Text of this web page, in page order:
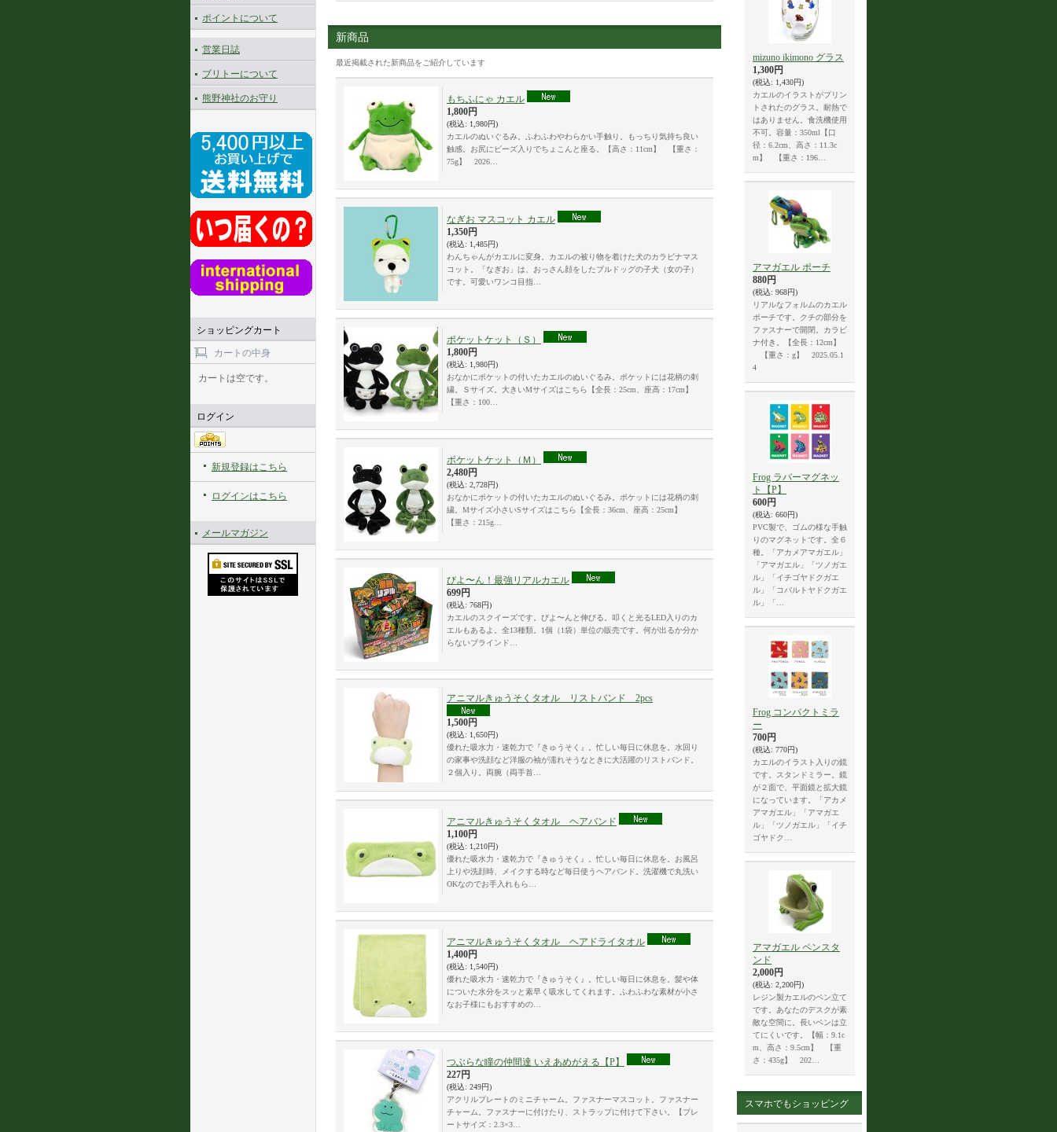
ポイントについて
営業日誌
ブリトーについて
熊野神社のお守り
ショッピングカート
カートの中身
カートは空です。
ログイン
新規登録はこちら
ログインはこちら
メールマガジン
新商品
最近掲載された新商品をご紹介しています
もちふにゃ カエル
1,800円
(税込: 1,980円)
カエルのぬいぐるみ。ふわふわやわらかい手触り。もっちり気持ち良い
触感。お尻にビーズ入りでちょこんと座る。【高さ：11cm】 【重さ：
75g】 2026…
なぎお マスコット カエル
1,350円
(税込: 1,485円)
わんちゃんがカエルに変身。カエルの被り物を着けた犬のカラビナマス
コット。「なぎお」は、おっさん顔をしたブルドッグの子犬（女の子）
です。可愛いワンコ目指…
ポケットケット（Ｓ）
1,800円
(税込: 1,980円)
おなかにポケットの付いたカエルのぬいぐるみ。ポケットには花柄の刺
繍。Ｓサイズ。大きいMサイズはこちら【全長：25cm、座高：17cm】
【重さ：100…
ポケットケット（Ｍ）
2,480円
(税込: 2,728円)
おなかにポケットの付いたカエルのぬいぐるみ。ポケットには花柄の刺
繍。Mサイズ小さいSサイズはこちら【全長：36cm、座高：25cm】
【重さ：215g…
びよ〜ん！最強リアルカエル
699円
(税込: 768円)
カエルのスクイーズです。びよ〜んと伸びる。叩くと光るLED入りのカ
エルもあるよ。全13種類。1個（1袋）単位の販売です。何が出るか分か
らないブラインド…
アニマルきゅうそくタオル リストバンド 2pcs
1,500円
(税込: 1,650円)
優れた吸水力・速乾力で『きゅうそく』。忙しい毎日に休息を。水回り
の家事や洗顔など洋服の袖が濡れそうなときに大活躍のリストバンド。
２個入り。両腕（両手首…
アニマルきゅうそくタオル ヘアバンド
1,100円
(税込: 1,210円)
優れた吸水力・速乾力で『きゅうそく』。忙しい毎日に休息を。お風呂
上りや洗顔時、メイクする時など毎日使うヘアバンド。洗濯機で丸洗い
OKなのでお手入れもら…
アニマルきゅうそくタオル ヘアドライタオル
1,400円
(税込: 1,540円)
優れた吸水力・速乾力で『きゅうそく』。忙しい毎日に休息を。髪や体
についた水分をスッと素早く吸水してくれます。ふわふわな素材が小さ
なお子様にもおすすめの…
つぶらな瞳の仲間達 いえあめがえる【P】
227円
(税込: 249円)
アクリルプレートのミニチャーム。ファスナーマスコット。ファスナー
チャーム。ファスナーに付けたり、ストラップに付けて下さい。【プレ
ートサイズ：2.3×3…
mizuno ikimono グラス
1,300円
(税込: 1,430円)
カエルのイラストがプリン
トされたのグラス。耐熱で
はありません。食洗機使用
不可。容量：350ml【口
径：6.2cm、高さ：11.3c
m】 【重さ：196…
アマガエル ポーチ
880円
(税込: 968円)
リアルなフォルムのカエル
ポーチです。クチの部分を
ファスナーで開閉。カラビ
ナ付き。【全長：12cm】
【重さ：g】 2025.05.1
4
Frog ラバーマグネッ
ト【P】
600円
(税込: 660円)
PVC製で、ゴムの様な手触
りのマグネットです。全６
種。「アカメアマガエル」
「アマガエル」「ツノガエ
ル」「イチゴヤドクガエ
ル」「コバルトヤドクガエ
ル」「…
Frog コンパクトミラ
ー
700円
(税込: 770円)
カエルのイラスト入りの鏡
です。スタンドミラー。鏡
が２面で、平面鏡と拡大鏡
になっています。「アカメ
アマガエル」「アマガエ
ル」「ツノガエル」「イチ
ゴヤドク…
アマガエル ペンスタ
ンド
2,000円
(税込: 2,200円)
レジン製カエルのペン立て
です。あなたのデスクが素
敵な空間に。長いペンは立
てにくいです。【幅：9.1c
m、高さ：9.5cm】 【重
さ：435g】 202…
スマホでもショッピング